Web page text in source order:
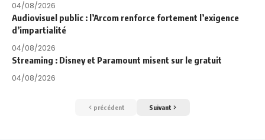
04/08/2026
Audiovisuel public : l’Arcom renforce fortement l’exigence
d’impartialité
04/08/2026
Streaming : Disney et Paramount misent sur le gratuit
04/08/2026
précédent Suivant